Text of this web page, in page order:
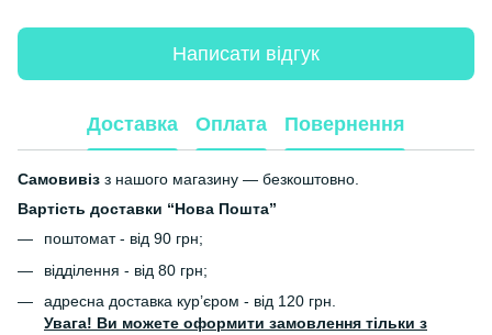
Написати відгук
Доставка Оплата Повернення
Самовивіз з нашого магазину — безкоштовно.
Вартість доставки “Нова Пошта”
поштомат - від 90 грн;
відділення - від 80 грн;
адресна доставка кур’єром - від 120 грн.
Увага! Ви можете оформити замовлення тільки з